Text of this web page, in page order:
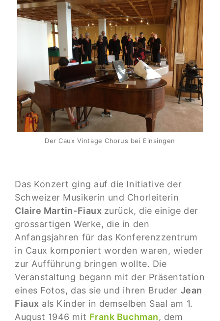
Der Caux Vintage Chorus bei Einsingen
Das Konzert ging auf die Initiative der
Schweizer Musikerin und Chorleiterin
Claire Martin-Fiaux zurück, die einige der
grossartigen Werke, die in den
Anfangsjahren für das Konferenzzentrum
in Caux komponiert worden waren, wieder
zur Aufführung bringen wollte. Die
Veranstaltung begann mit der Präsentation
eines Fotos, das sie und ihren Bruder Jean
Fiaux als Kinder in demselben Saal am 1.
August 1946 mit Frank Buchman, dem